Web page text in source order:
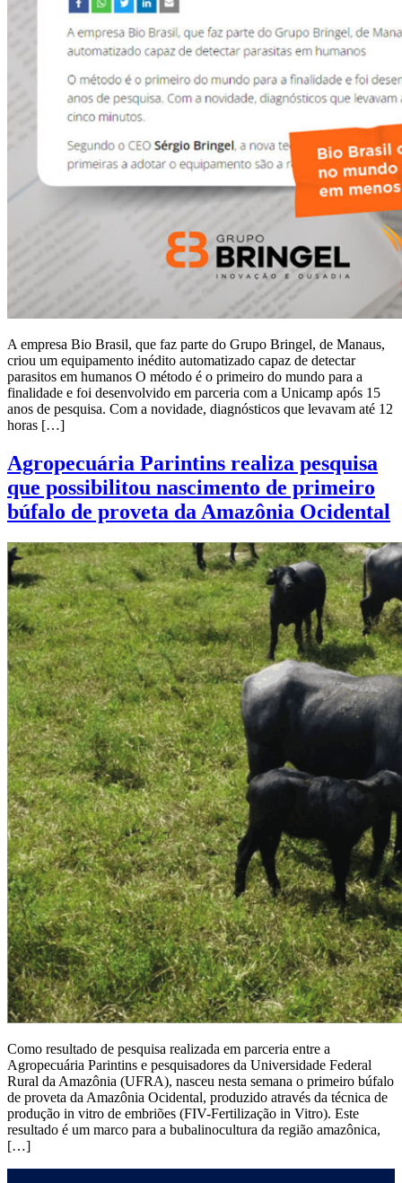
A empresa Bio Brasil, que faz parte do Grupo Bringel, de Manaus,
criou um equipamento inédito automatizado capaz de detectar
parasitos em humanos O método é o primeiro do mundo para a
finalidade e foi desenvolvido em parceria com a Unicamp após 15
anos de pesquisa. Com a novidade, diagnósticos que levavam até 12
horas […]
Agropecuária Parintins realiza pesquisa
que possibilitou nascimento de primeiro
búfalo de proveta da Amazônia Ocidental
Como resultado de pesquisa realizada em parceria entre a
Agropecuária Parintins e pesquisadores da Universidade Federal
Rural da Amazônia (UFRA), nasceu nesta semana o primeiro búfalo
de proveta da Amazônia Ocidental, produzido através da técnica de
produção in vitro de embriões (FIV-Fertilização in Vitro). Este
resultado é um marco para a bubalinocultura da região amazônica,
[…]